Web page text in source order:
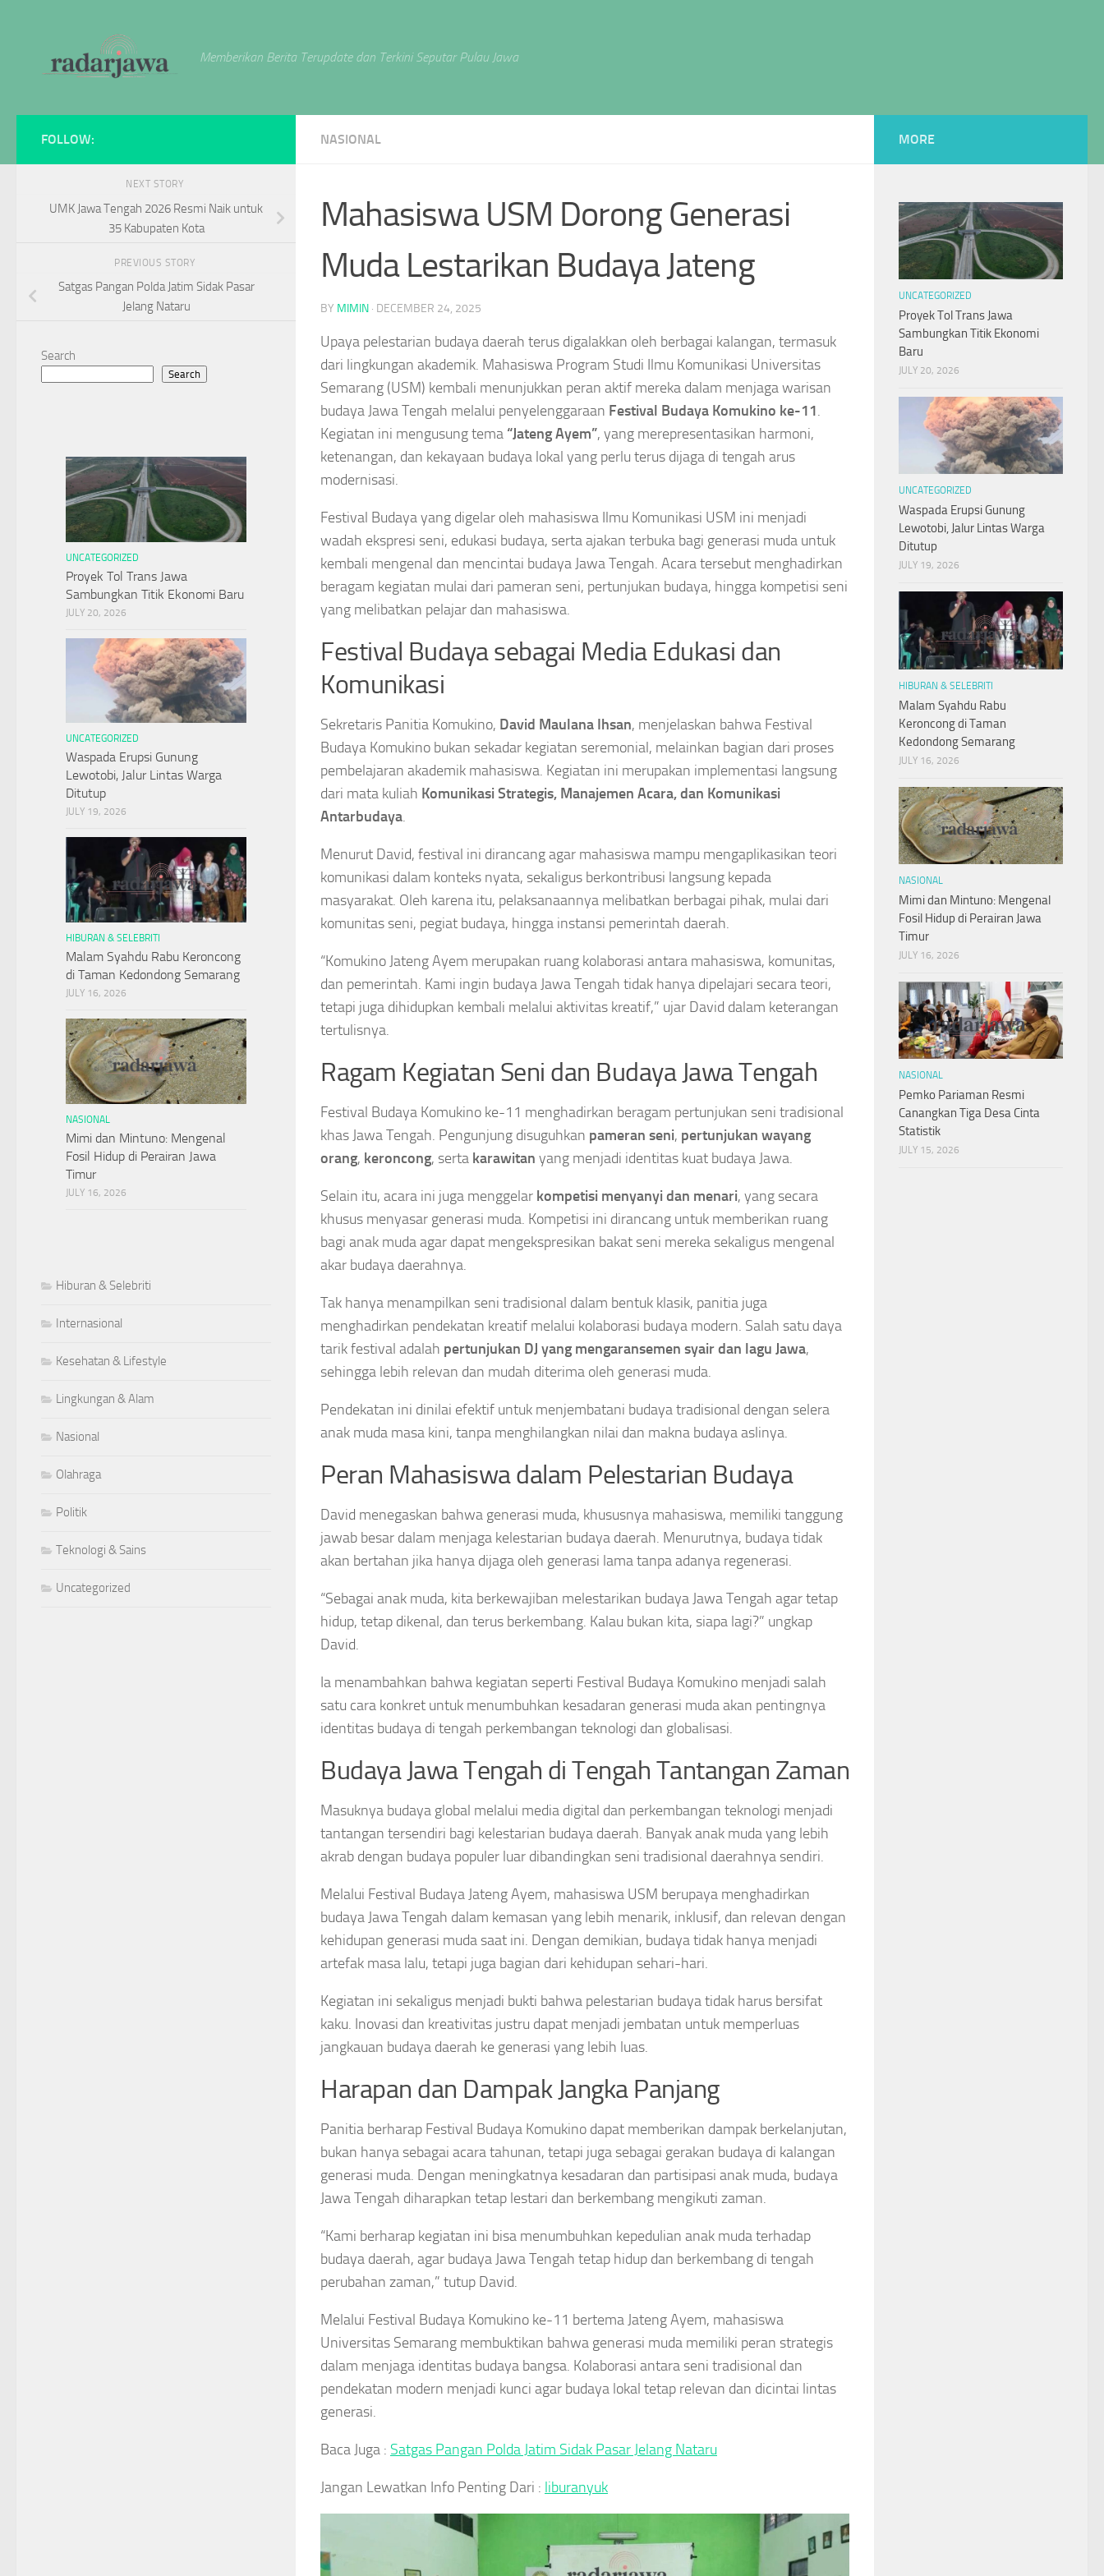
Memberikan Berita Terupdate dan Terkini Seputar Pulau Jawa
NASIONAL
Mahasiswa USM Dorong Generasi
Muda Lestarikan Budaya Jateng
BY MIMIN · DECEMBER 24, 2025
Upaya pelestarian budaya daerah terus digalakkan oleh berbagai kalangan, termasuk
dari lingkungan akademik. Mahasiswa Program Studi Ilmu Komunikasi Universitas
Semarang (USM) kembali menunjukkan peran aktif mereka dalam menjaga warisan
budaya Jawa Tengah melalui penyelenggaraan Festival Budaya Komukino ke-11.
Kegiatan ini mengusung tema “Jateng Ayem”, yang merepresentasikan harmoni,
ketenangan, dan kekayaan budaya lokal yang perlu terus dijaga di tengah arus
modernisasi.
Festival Budaya yang digelar oleh mahasiswa Ilmu Komunikasi USM ini menjadi
wadah ekspresi seni, edukasi budaya, serta ajakan terbuka bagi generasi muda untuk
kembali mengenal dan mencintai budaya Jawa Tengah. Acara tersebut menghadirkan
beragam kegiatan mulai dari pameran seni, pertunjukan budaya, hingga kompetisi seni
yang melibatkan pelajar dan mahasiswa.
Festival Budaya sebagai Media Edukasi dan
Komunikasi
Sekretaris Panitia Komukino, David Maulana Ihsan, menjelaskan bahwa Festival
Budaya Komukino bukan sekadar kegiatan seremonial, melainkan bagian dari proses
pembelajaran akademik mahasiswa. Kegiatan ini merupakan implementasi langsung
dari mata kuliah Komunikasi Strategis, Manajemen Acara, dan Komunikasi
Antarbudaya.
Menurut David, festival ini dirancang agar mahasiswa mampu mengaplikasikan teori
komunikasi dalam konteks nyata, sekaligus berkontribusi langsung kepada
masyarakat. Oleh karena itu, pelaksanaannya melibatkan berbagai pihak, mulai dari
komunitas seni, pegiat budaya, hingga instansi pemerintah daerah.
“Komukino Jateng Ayem merupakan ruang kolaborasi antara mahasiswa, komunitas,
dan pemerintah. Kami ingin budaya Jawa Tengah tidak hanya dipelajari secara teori,
tetapi juga dihidupkan kembali melalui aktivitas kreatif,” ujar David dalam keterangan
tertulisnya.
Ragam Kegiatan Seni dan Budaya Jawa Tengah
Festival Budaya Komukino ke-11 menghadirkan beragam pertunjukan seni tradisional
khas Jawa Tengah. Pengunjung disuguhkan pameran seni, pertunjukan wayang
orang, keroncong, serta karawitan yang menjadi identitas kuat budaya Jawa.
Selain itu, acara ini juga menggelar kompetisi menyanyi dan menari, yang secara
khusus menyasar generasi muda. Kompetisi ini dirancang untuk memberikan ruang
bagi anak muda agar dapat mengekspresikan bakat seni mereka sekaligus mengenal
akar budaya daerahnya.
Tak hanya menampilkan seni tradisional dalam bentuk klasik, panitia juga
menghadirkan pendekatan kreatif melalui kolaborasi budaya modern. Salah satu daya
tarik festival adalah pertunjukan DJ yang mengaransemen syair dan lagu Jawa,
sehingga lebih relevan dan mudah diterima oleh generasi muda.
Pendekatan ini dinilai efektif untuk menjembatani budaya tradisional dengan selera
anak muda masa kini, tanpa menghilangkan nilai dan makna budaya aslinya.
Peran Mahasiswa dalam Pelestarian Budaya
David menegaskan bahwa generasi muda, khususnya mahasiswa, memiliki tanggung
jawab besar dalam menjaga kelestarian budaya daerah. Menurutnya, budaya tidak
akan bertahan jika hanya dijaga oleh generasi lama tanpa adanya regenerasi.
“Sebagai anak muda, kita berkewajiban melestarikan budaya Jawa Tengah agar tetap
hidup, tetap dikenal, dan terus berkembang. Kalau bukan kita, siapa lagi?” ungkap
David.
Ia menambahkan bahwa kegiatan seperti Festival Budaya Komukino menjadi salah
satu cara konkret untuk menumbuhkan kesadaran generasi muda akan pentingnya
identitas budaya di tengah perkembangan teknologi dan globalisasi.
Budaya Jawa Tengah di Tengah Tantangan Zaman
Masuknya budaya global melalui media digital dan perkembangan teknologi menjadi
tantangan tersendiri bagi kelestarian budaya daerah. Banyak anak muda yang lebih
akrab dengan budaya populer luar dibandingkan seni tradisional daerahnya sendiri.
Melalui Festival Budaya Jateng Ayem, mahasiswa USM berupaya menghadirkan
budaya Jawa Tengah dalam kemasan yang lebih menarik, inklusif, dan relevan dengan
kehidupan generasi muda saat ini. Dengan demikian, budaya tidak hanya menjadi
artefak masa lalu, tetapi juga bagian dari kehidupan sehari-hari.
Kegiatan ini sekaligus menjadi bukti bahwa pelestarian budaya tidak harus bersifat
kaku. Inovasi dan kreativitas justru dapat menjadi jembatan untuk memperluas
jangkauan budaya daerah ke generasi yang lebih luas.
Harapan dan Dampak Jangka Panjang
Panitia berharap Festival Budaya Komukino dapat memberikan dampak berkelanjutan,
bukan hanya sebagai acara tahunan, tetapi juga sebagai gerakan budaya di kalangan
generasi muda. Dengan meningkatnya kesadaran dan partisipasi anak muda, budaya
Jawa Tengah diharapkan tetap lestari dan berkembang mengikuti zaman.
“Kami berharap kegiatan ini bisa menumbuhkan kepedulian anak muda terhadap
budaya daerah, agar budaya Jawa Tengah tetap hidup dan berkembang di tengah
perubahan zaman,” tutup David.
Melalui Festival Budaya Komukino ke-11 bertema Jateng Ayem, mahasiswa
Universitas Semarang membuktikan bahwa generasi muda memiliki peran strategis
dalam menjaga identitas budaya bangsa. Kolaborasi antara seni tradisional dan
pendekatan modern menjadi kunci agar budaya lokal tetap relevan dan dicintai lintas
generasi.
Baca Juga : Satgas Pangan Polda Jatim Sidak Pasar Jelang Nataru
Jangan Lewatkan Info Penting Dari : liburanyuk
FOLLOW:
NEXT STORY
UMK Jawa Tengah 2026 Resmi Naik untuk
35 Kabupaten Kota
PREVIOUS STORY
Satgas Pangan Polda Jatim Sidak Pasar
Jelang Nataru
Search
Search
UNCATEGORIZED
Proyek Tol Trans Jawa
Sambungkan Titik Ekonomi Baru
JULY 20, 2026
UNCATEGORIZED
Waspada Erupsi Gunung
Lewotobi, Jalur Lintas Warga
Ditutup
JULY 19, 2026
HIBURAN & SELEBRITI
Malam Syahdu Rabu Keroncong
di Taman Kedondong Semarang
JULY 16, 2026
NASIONAL
Mimi dan Mintuno: Mengenal
Fosil Hidup di Perairan Jawa
Timur
JULY 16, 2026
Hiburan & Selebriti
Internasional
Kesehatan & Lifestyle
Lingkungan & Alam
Nasional
Olahraga
Politik
Teknologi & Sains
Uncategorized
MORE
UNCATEGORIZED
Proyek Tol Trans Jawa
Sambungkan Titik Ekonomi
Baru
JULY 20, 2026
UNCATEGORIZED
Waspada Erupsi Gunung
Lewotobi, Jalur Lintas Warga
Ditutup
JULY 19, 2026
HIBURAN & SELEBRITI
Malam Syahdu Rabu
Keroncong di Taman
Kedondong Semarang
JULY 16, 2026
NASIONAL
Mimi dan Mintuno: Mengenal
Fosil Hidup di Perairan Jawa
Timur
JULY 16, 2026
NASIONAL
Pemko Pariaman Resmi
Canangkan Tiga Desa Cinta
Statistik
JULY 15, 2026